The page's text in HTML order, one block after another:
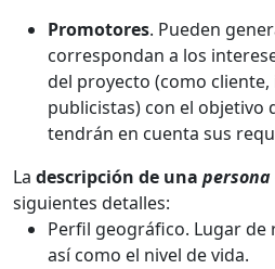
Promotores. Pueden
correspondan a los
del proyecto (como
publicistas) con el objetivo
tendrán en cuenta sus
La descripción de una persona
siguientes detalles:
Perfil geográfico. Lugar de
así como el nivel de vida.